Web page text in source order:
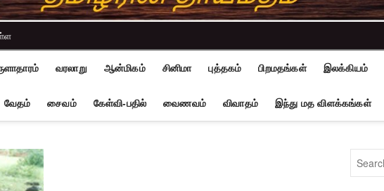
வரலாறு ஆன்மிகம் சினிமா புத்தகம் பிறமதங்கள் இலக்கியம்
வேதம் சைவம் கேள்வி-பதில் வைணவம் விவாதம் இந்து மத விளக்கங்கள்